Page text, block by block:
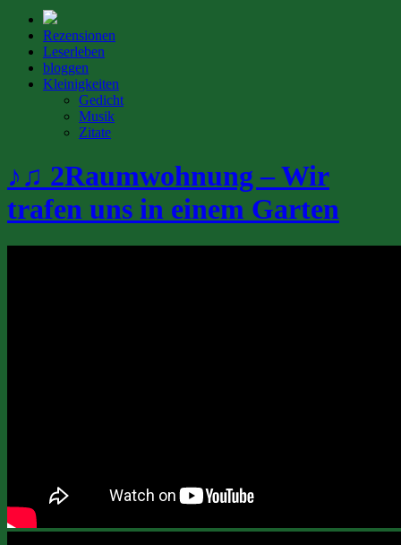
Rezensionen
Leserleben
bloggen
Kleinigkeiten
Gedicht
Musik
Zitate
♪♫ 2Raumwohnung – Wir
trafen uns in einem Garten